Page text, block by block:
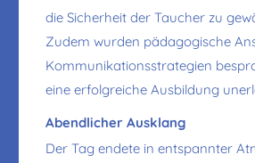
die Sicherheit der Taucher zu
Zudem wurden pädagogische
Kommunikationsstrategien
eine erfolgreiche Ausbildung
Abendlicher Ausklang
Der Tag endete in entspannter